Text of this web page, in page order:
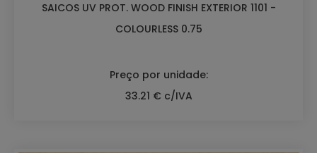
SAICOS UV PROT. WOOD FINISH EXTERIOR 1101 -
COLOURLESS 0.75
Preço por unidade:
33.21 € c/IVA